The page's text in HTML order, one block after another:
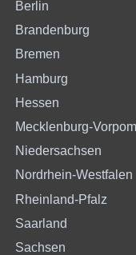
Berlin
Brandenburg
Bremen
Hamburg
Hessen
Mecklenburg-
Niedersachsen
Nordrhein-Westfalen
Rheinland-Pfalz
Saarland
Sachsen